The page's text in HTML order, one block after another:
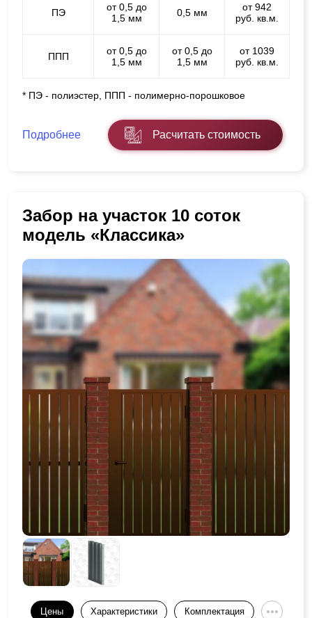
ПЭ
от 0,5 до
1,5 мм
0,5 мм
от 942
руб. кв.м.
ППП
от 0,5 до
1,5 мм
от 0,5 до
1,5 мм
от 1039
руб. кв.м.
* ПЭ - полиэстер, ППП - полимерно-порошковое
Подробнее Расчитать стоимость
Забор на участок 10 соток
модель «Классика»
Цены Характеристики Комплектация